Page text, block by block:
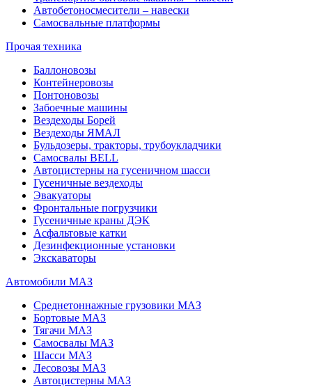
Автобетоносмесители – навески
Самосвальные платформы
Прочая техника
Баллоновозы
Контейнеровозы
Понтоновозы
Забоечные машины
Вездеходы Борей
Вездеходы ЯМАЛ
Бульдозеры, тракторы, трубоукладчики
Самосвалы BELL
Автоцистерны на гусеничном шасси
Гусеничные вездеходы
Эвакуаторы
Фронтальные погрузчики
Гусеничные краны ДЭК
Асфальтовые катки
Дезинфекционные установки
Экскаваторы
Автомобили МАЗ
Среднетоннажные грузовики МАЗ
Бортовые МАЗ
Тягачи МАЗ
Самосвалы МАЗ
Шасси МАЗ
Лесовозы МАЗ
Автоцистерны МАЗ